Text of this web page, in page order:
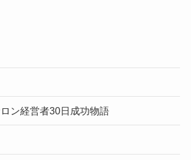
ン経営者30日成功物語